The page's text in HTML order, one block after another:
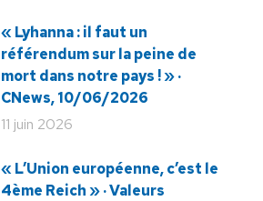
« Lyhanna : il faut un
référendum sur la peine de
mort dans notre pays ! » ·
CNews, 10/06/2026
11 juin 2026
« L’Union européenne, c’est le
4ème Reich » · Valeurs